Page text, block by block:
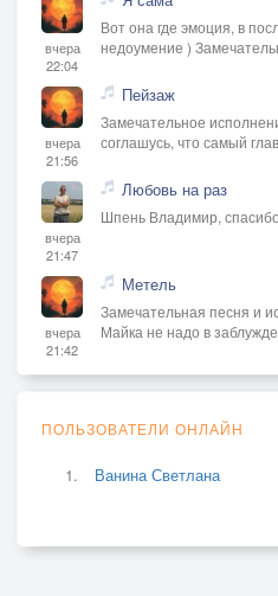
вчера
22:04
Вот она где эмоция, в
недоумение )
вчера
21:56
Пейзаж
Замечательное
соглашусь, что самый
вчера
21:47
Любовь на раз
Шпень Владимир,
вчера
21:42
Метель
Замечательная песня и
Майка не надо в
ПОЛЬЗОВАТЕЛИ ОНЛАЙН
Ванина Светлана